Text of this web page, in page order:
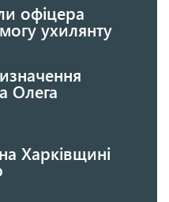
офіцера
ухилянту
Олега
Харківщині